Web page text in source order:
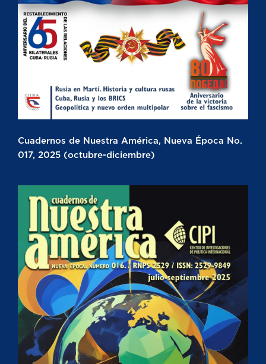
Cuadernos de Nuestra América, Nueva Época No.
017, 2025 (octubre-diciembre)